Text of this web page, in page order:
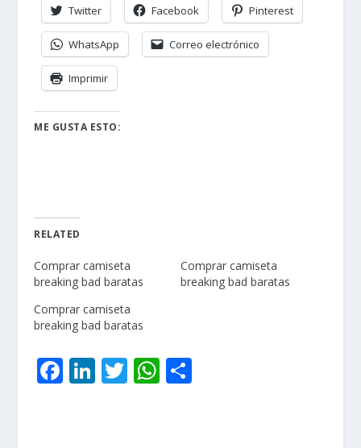
Twitter Facebook Pinterest
WhatsApp Correo electrónico
Imprimir
ME GUSTA ESTO:
RELATED
Comprar camiseta
breaking bad baratas
Comprar camiseta
breaking bad baratas
Comprar camiseta
breaking bad baratas
F Li T W